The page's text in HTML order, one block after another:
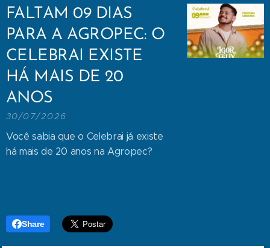
FALTAM 09 DIAS
PARA A AGROPEC: O
CELEBRAI EXISTE
HÁ MAIS DE 20
ANOS
30/07/2026
Você sabia que o Celebrai já existe
há mais de 20 anos na Agropec?
Share